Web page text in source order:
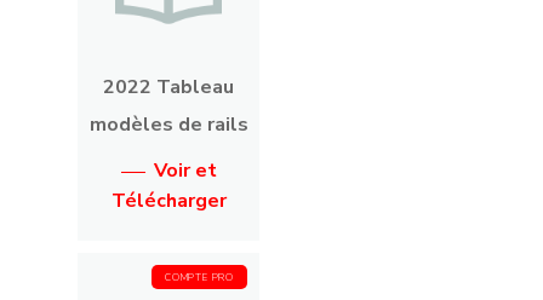
2022 Tableau
modèles de rails
Voir et
Télécharger
COMPTE PRO